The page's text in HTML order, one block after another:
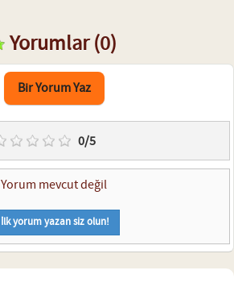
Yorumlar(0)
Bir Yorum Yaz
0/5
Yorum mevcut değil
İlk yorum yazan siz olun!